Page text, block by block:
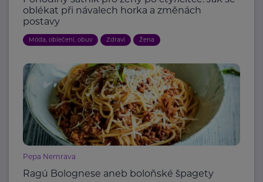
oblékat při návalech horka a změnách
postavy
Móda, oblečení, obuv Zdraví Žena
Pepa Nemrava
Ragú Bolognese aneb boloňské špagety